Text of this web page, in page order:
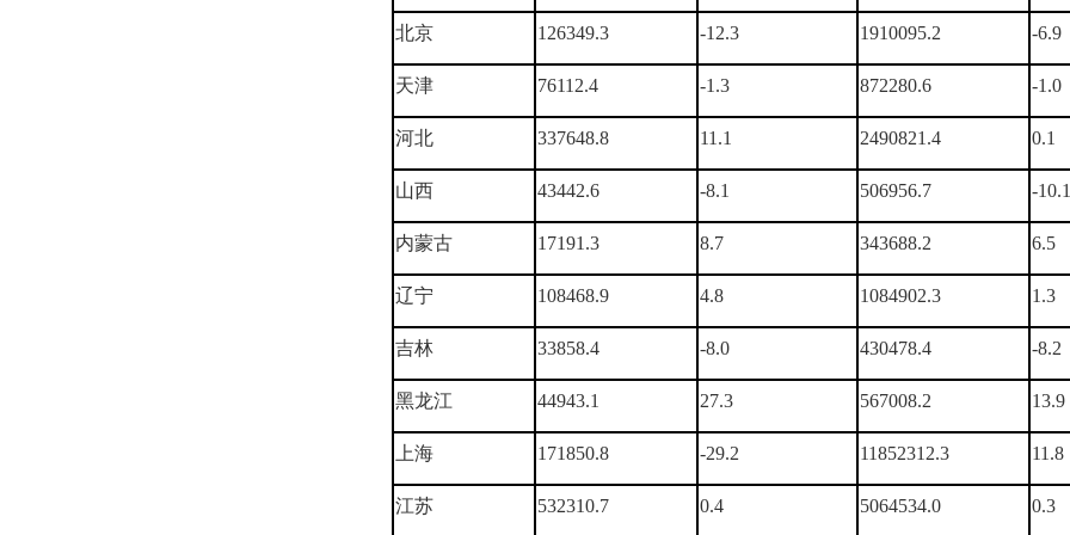
北京 126349.3 -12.3 1910095.2 -6.9
天津 76112.4 -1.3 872280.6 -1.0
河北 337648.8 11.1 2490821.4 0.1
山西 43442.6 -8.1 506956.7 -10.1
内蒙古 17191.3 8.7 343688.2 6.5
辽宁 108468.9 4.8 1084902.3 1.3
吉林 33858.4 -8.0 430478.4 -8.2
黑龙江 44943.1 27.3 567008.2 13.9
上海 171850.8 -29.2 11852312.3 11.8
江苏 532310.7 0.4 5064534.0 0.3